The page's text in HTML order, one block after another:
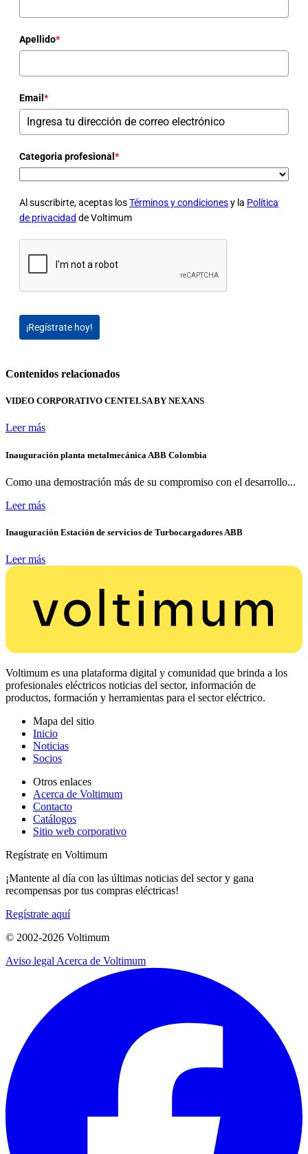
Apellido*
Email *
Categoria profesional *
Al suscribirte, aceptas losTérminos y condicionesy la Política
de privacidad de Voltimum
¡Regístrate hoy!
Contenidos relacionados
VIDEO CORPORATIVO CENTELSA BY NEXANS
Leer más
Inauguración planta metalmecánica ABB Colombia
Como una demostración más de su compromiso con el desarrollo...
Leer más
Inauguración Estación de servicios de Turbocargadores ABB
Leer más
Voltimum es una plataforma digital y comunidad que brinda a los
profesionales eléctricos noticias del sector, información de
productos, formación y herramientas para el sector eléctrico.
Mapa del sitio
Inicio
Noticias
Socios
Otros enlaces
Acerca de Voltimum
Contacto
Catálogos
Sitio web corporativo
Regístrate en Voltimum
¡Mantente al día con las últimas noticias del sector y gana
recompensas por tus compras eléctricas!
Regístrate aquí
© 2002-2026 Voltimum
Aviso legal Acerca de Voltimum